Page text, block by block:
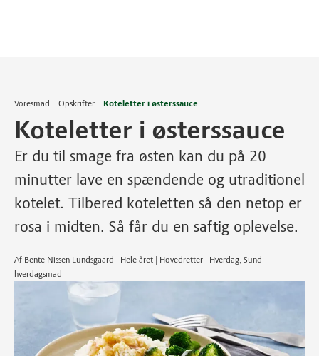
Voresmad Opskrifter Koteletter i østerssauce
Koteletter i østerssauce
Er du til smage fra østen kan du på 20
minutter lave en spændende og utraditionel
kotelet. Tilbered koteletten så den netop er
rosa i midten. Så får du en saftig oplevelse.
Af Bente Nissen Lundsgaard | Hele året | Hovedretter | Hverdag, Sund
hverdagsmad